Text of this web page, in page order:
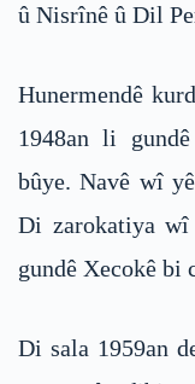
û Nisrînê û Dil
Hunermendê
1948an li
bûye. Navê wî
Di zarokatiya
gundê Xecokê bi
Di sala 1959an